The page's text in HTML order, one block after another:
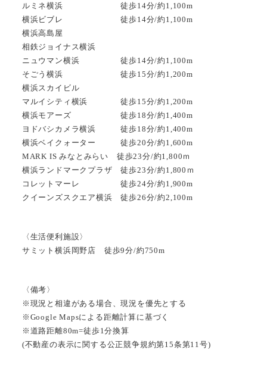
ルミネ横浜 徒歩14分/約1,100m
横浜ビブレ 徒歩14分/約1,100m
横浜高島屋
相鉄ジョイナス横浜
ニュウマン横浜 徒歩14分/約1,100m
そごう横浜 徒歩15分/約1,200m
横浜スカイビル
マルイシティ横浜 徒歩15分/約1,200m
横浜モアーズ 徒歩18分/約1,400m
ヨドバシカメラ横浜 徒歩18分/約1,400m
横浜ベイクォーター 徒歩20分/約1,600m
MARK IS みなとみらい 徒歩23分/約1,800ｍ
横浜ランドマークプラザ 徒歩23分/約1,800ｍ
コレットマーレ 徒歩24分/約1,900m
クイーンズスクエア横浜 徒歩26分/約2,100m
〈生活便利施設〉
サミット横浜岡野店 徒歩9分/約750m
〈備考〉
※現況と相違がある場合、現況を優先とする
※Google Mapsによる距離計算に基づく
※道路距離80m=徒歩1分換算
(不動産の表示に関する公正競争規約第15条第11号)